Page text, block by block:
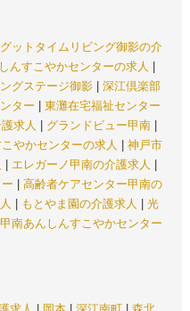
グットタイムリビング御影の介
んすこやかセンターの求人
グステージ御影
深江倶楽部
ター
東灘在宅福祉センター
求人
グランドビュー甲南
やかセンターの求人
神戸市
エレガーノ甲南の介護求人
高齢者ケアセンター甲南の
もとやま園の介護求人
光
南あんしんすこやかセンター